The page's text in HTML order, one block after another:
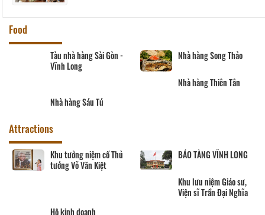
Food
Tàu nhà hàng Sài Gòn -
Vĩnh Long
Nhà hàng Song Thảo
Nhà hàng Thiên Tân
Nhà hàng Sáu Tú
Attractions
Khu tưởng niệm cố Thủ
Khu lưu niệm Giáo sư,